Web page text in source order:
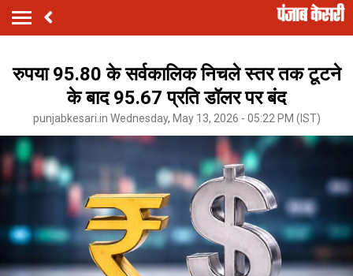
रुपया 95.80 के सर्वकालिक निचले स्तर तक टूटने
के बाद 95.67 प्रति डॉलर पर बंद
punjabkesari.in Wednesday, May 13, 2026 - 05:22 PM (IST)